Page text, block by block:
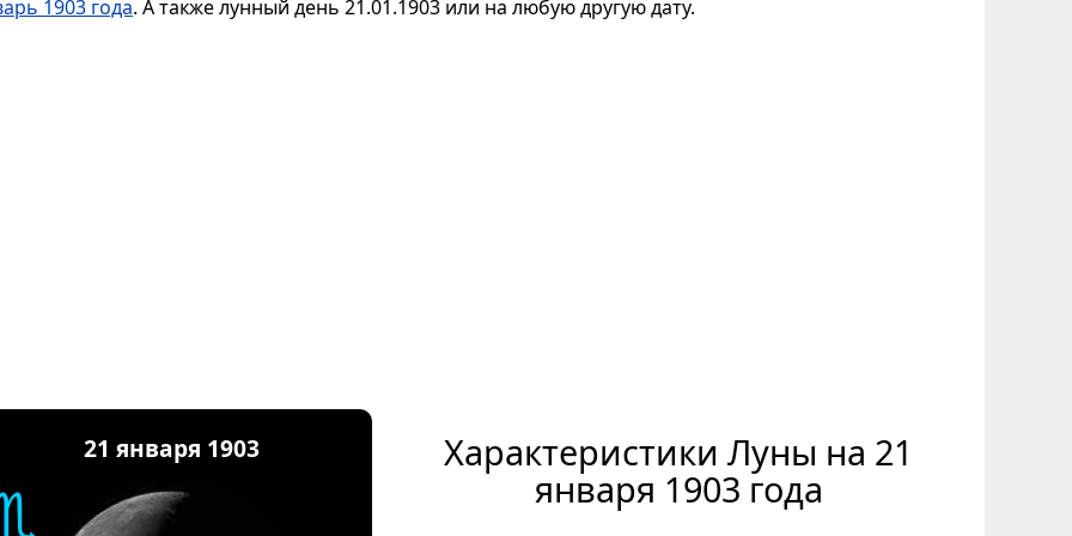
1903 года. А также лунный день 21.01.1903 или на любую другую дату.
21 января 1903 Характеристики Луны на 21
января 1903 года